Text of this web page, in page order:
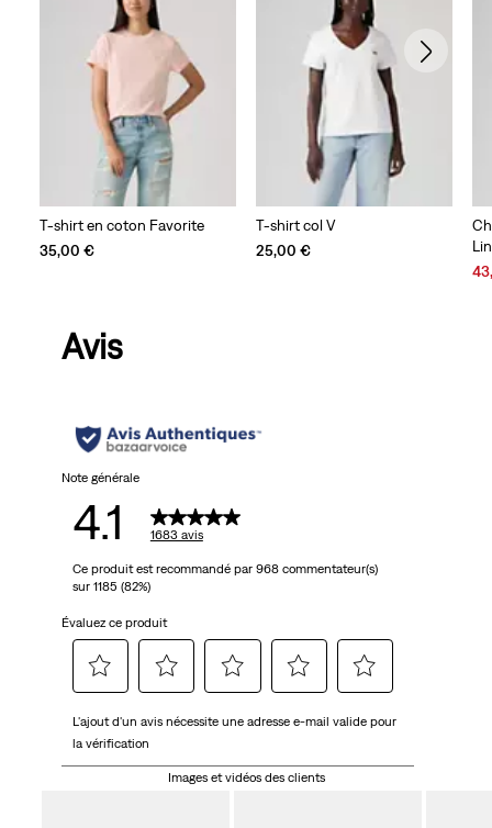
T-shirt en coton Favorite
35,00 €
T-shirt col V
25,00 €
Avis
Note générale
4.1 1683 avis
Ce produit est recommandé par 968 commentateur(s)
sur 1185 (82%)
Évaluez ce produit
pour
attribuer
pour
attribuer
2 étoiles
pour
3 étoiles
pour
4 étoiles
pour
L'ajout d'un avis nécessite une adresse e-mail valide pour
la vérification
Images et vidéos des clients